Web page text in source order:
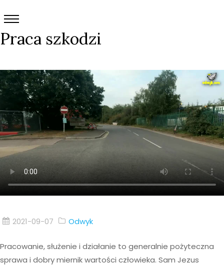
Praca szkodzi
2021-09-07 Odwyk
Pracowanie, służenie i działanie to generalnie pożyteczna
sprawa i dobry miernik wartości człowieka. Sam Jezus